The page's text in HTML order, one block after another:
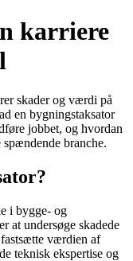
karriere
skader og værdi på
en bygningstaksator
jobbet, og hvordan
branche.
i bygge- og
at undersøge skadede
værdien af
teknisk ekspertise og